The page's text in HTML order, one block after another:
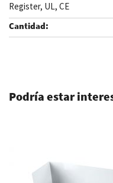
Register, UL, CE
Podría estar